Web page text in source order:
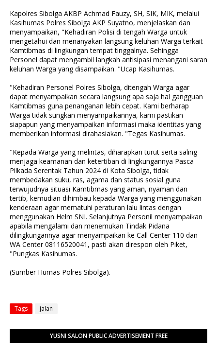
Kapolres Sibolga AKBP Achmad Fauzy, SH, SIK, MIK, melalui
Kasihumas Polres Sibolga AKP Suyatno, menjelaskan dan
menyampaikan, "Kehadiran Polisi di tengah Warga untuk
mengetahui dan menanyakan langsung keluhan Warga terkait
Kamtibmas di lingkungan tempat tinggalnya. Sehingga
Personel dapat mengambil langkah antisipasi menangani saran
keluhan Warga yang disampaikan. "Ucap Kasihumas.
"Kehadiran Personel Polres Sibolga, ditengah Warga agar
dapat menyampaikan secara langsung apa saja hal gangguan
Kamtibmas guna penanganan lebih cepat. Kami berharap
Warga tidak sungkan menyampaikannya, kami pastikan
siapapun yang menyampaikan informasi maka identitas yang
memberikan informasi dirahasiakan. "Tegas Kasihumas.
"Kepada Warga yang melintas, diharapkan turut serta saling
menjaga keamanan dan ketertiban di lingkungannya Pasca
Pilkada Serentak Tahun 2024 di Kota Sibolga, tidak
membedakan suku, ras, agama dan status sosial guna
terwujudnya situasi Kamtibmas yang aman, nyaman dan
tertib, kemudian dihimbau kepada Warga yang menggunakan
kenderaan agar mematuhi peraturan lalu lintas dengan
menggunakan Helm SNI. Selanjutnya Personil menyampaikan
apabila mengalami dan menemukan Tindak Pidana
dilingkungannya agar menyampaikan ke Call Center 110 dan
WA Center 08116520041, pasti akan direspon oleh Piket,
"Pungkas Kasihumas.
(Sumber Humas Polres Sibolga).
Tags jalan
YUSNI SALON PUBLIC ADVERTISEMENT FREE